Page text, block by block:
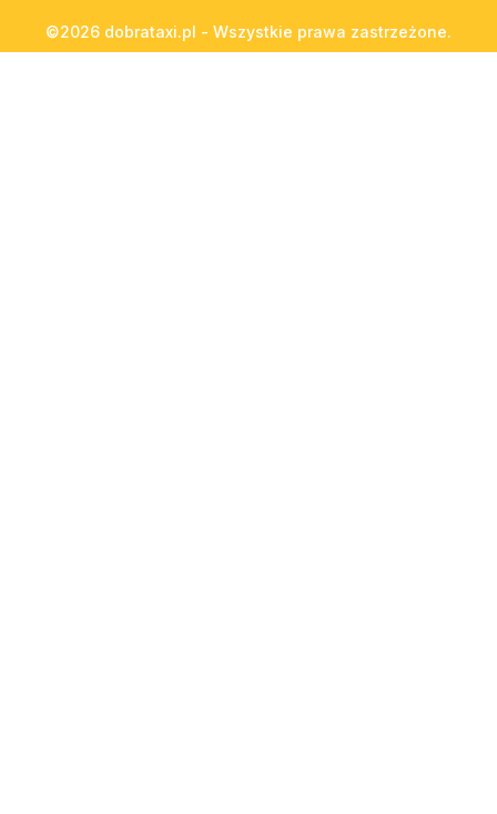
©2026 dobrataxi.pl - Wszystkie prawa zastrzeżone.